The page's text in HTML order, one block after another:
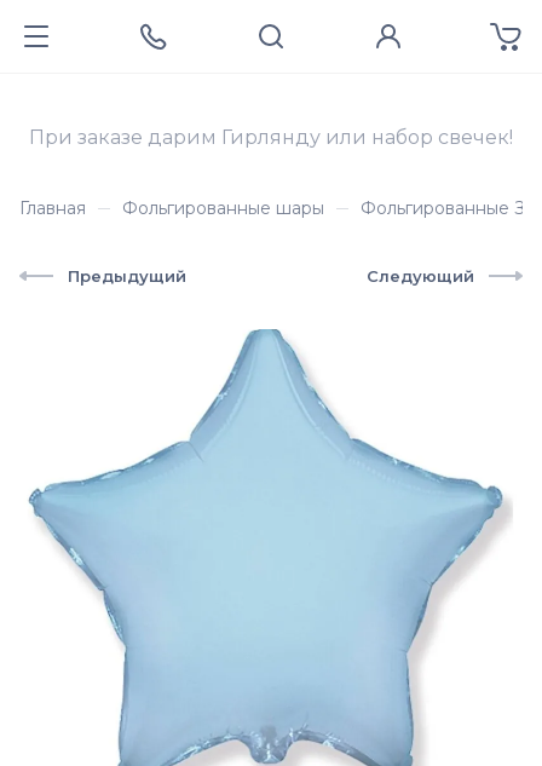
При заказе дарим Гирлянду или набор свечек!
Главная Фольгированные шары Фольгированные
Предыдущий Следующий